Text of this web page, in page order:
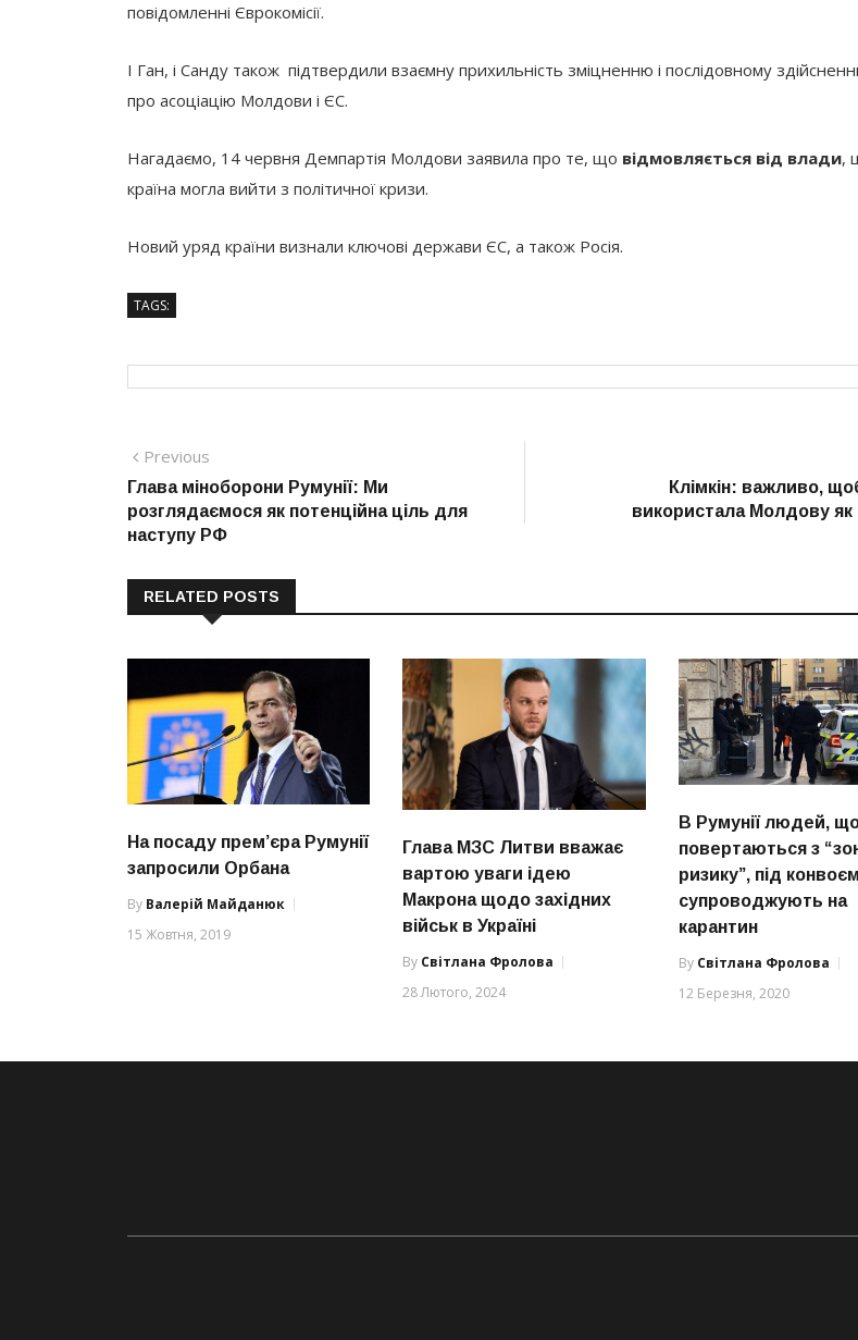
повідомленні Єврокомісії.
І Ган, і Санду також підтвердили взаємну прихильність зміцненню і послідовному
про асоціацію Молдови і ЄС.
Нагадаємо, 14 червня Демпартія Молдови заявила про те, що відмовляється від влади,
країна могла вийти з політичної кризи.
Новий уряд країни визнали ключові держави ЄС, а також Росія.
TAGS:
Навігація
записів
Previous
post:
Глава міноборони Румунії: Ми
розглядаємося як потенційна ціль для
наступу РФ
Клімкін: важливо,
використала Молдову як
RELATED POSTS
На посаду прем’єра Румунії
запросили Орбана
By Валерій Майданюк
15 Жовтня, 2019
Глава МЗС Литви вважає
вартою уваги ідею
Макрона щодо західних
військ в Україні
By Світлана Фролова
28 Лютого, 2024
В Румунії людей,
повертаються з
ризику”, під конвоєм
супроводжують на
карантин
By Світлана Фролова
12 Березня, 2020